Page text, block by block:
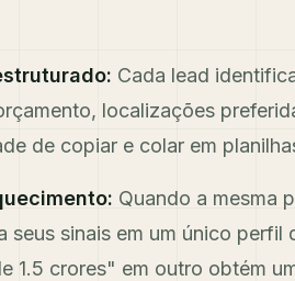
Cada lead
localizações
de copiar e colar em
Quando a mesma
seus sinais em um único
1.5 crores" em outro obtém